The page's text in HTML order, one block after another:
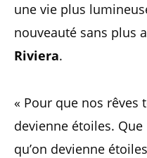
une vie plus
nouveauté sans plus
Riviera.
« Pour que nos rêves
devienne étoiles.
qu’on devienne